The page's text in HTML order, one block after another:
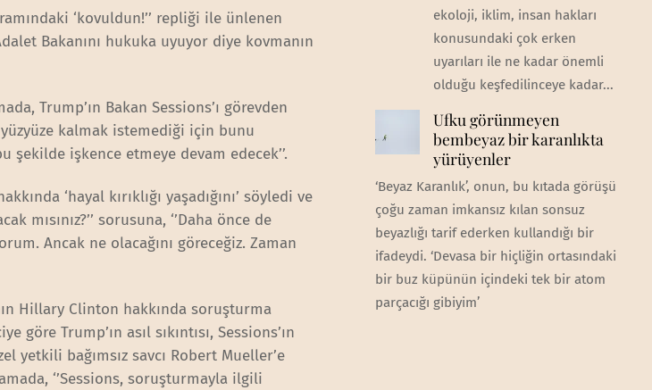
‘kovuldun!’’ repliği ile ünlenen
Bakanını hukuka uyuyor diye kovmanın
Trump’ın Bakan Sessions’ı görevden
kalmak istemediği için bunu
şekilde işkence etmeye devam edecek’’.
‘hayal kırıklığı yaşadığını’ söyledi ve
mısınız?’’ sorusuna, ‘’Daha önce de
Ancak ne olacağını göreceğiz. Zaman
Hillary Clinton hakkında soruşturma
Trump’ın asıl sıkıntısı, Sessions’ın
yetkili bağımsız savcı Robert Mueller’e
‘’Sessions, soruşturmayla ilgili
ekoloji, iklim, insan hakları
konusundaki çok erken
uyarıları ile ne kadar önemli
olduğu keşfedilinceye kadar...
Ufku görünmeyen
bembeyaz bir karanlıkta
yürüyenler
‘Beyaz Karanlık’, onun, bu kıtada görüşü
çoğu zaman imkansız kılan sonsuz
beyazlığı tarif ederken kullandığı bir
ifadeydi. ‘Devasa bir hiçliğin ortasındaki
bir buz küpünün içindeki tek bir atom
parçacığı gibiyim’